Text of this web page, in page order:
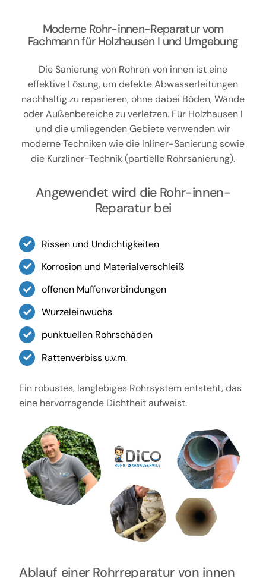
Moderne Rohr-innen-Reparatur vom
Fachmann für Holzhausen I und Umgebung
Die Sanierung von Rohren von innen ist eine
effektive Lösung, um defekte Abwasserleitungen
nachhaltig zu reparieren, ohne dabei Böden, Wände
oder Außenbereiche zu verletzen. Für Holzhausen I
und die umliegenden Gebiete verwenden wir
moderne Techniken wie die Inliner-Sanierung sowie
die Kurzliner-Technik (partielle Rohrsanierung).
Angewendet wird die Rohr-innen-
Reparatur bei
Rissen und Undichtigkeiten
Korrosion und Materialverschleiß
offenen Muffenverbindungen
Wurzeleinwuchs
punktuellen Rohrschäden
Rattenverbiss u.v.m.
Ein robustes, langlebiges Rohrsystem entsteht, das
eine hervorragende Dichtheit aufweist.
Ablauf einer Rohrreparatur von innen